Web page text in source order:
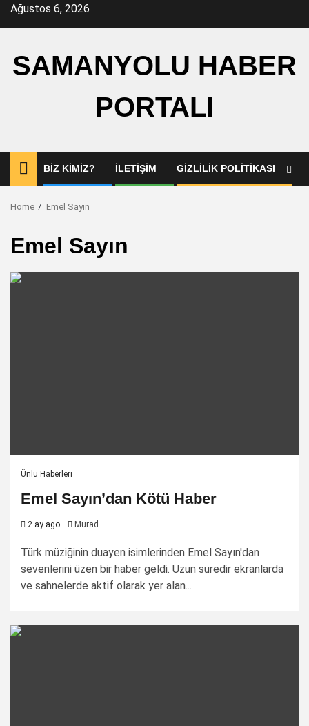
SkipAğustos 6, 2026
SAMANYOLU HABER
PORTALI
BIZ KIMIZ? İLETIŞIM GIZLILIK POLITIKASI
Home Emel Sayın
Emel Sayın
Ünlü Haberleri
Emel Sayın’dan Kötü Haber
2 ay ago Murad
Türk müziğinin duayen isimlerinden Emel Sayın'dan
sevenlerini üzen bir haber geldi. Uzun süredir ekranlarda
ve sahnelerde aktif olarak yer alan...